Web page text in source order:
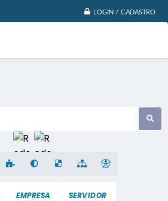
LOGIN / CADASTRO
EMPRESA SERVIDOR